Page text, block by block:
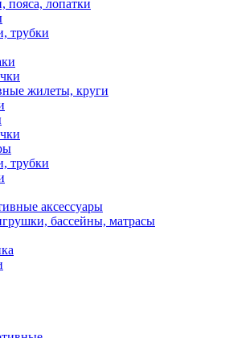
пояса, лопатки
трубки
жилеты, круги
трубки
аксессуары
бассейны, матрасы